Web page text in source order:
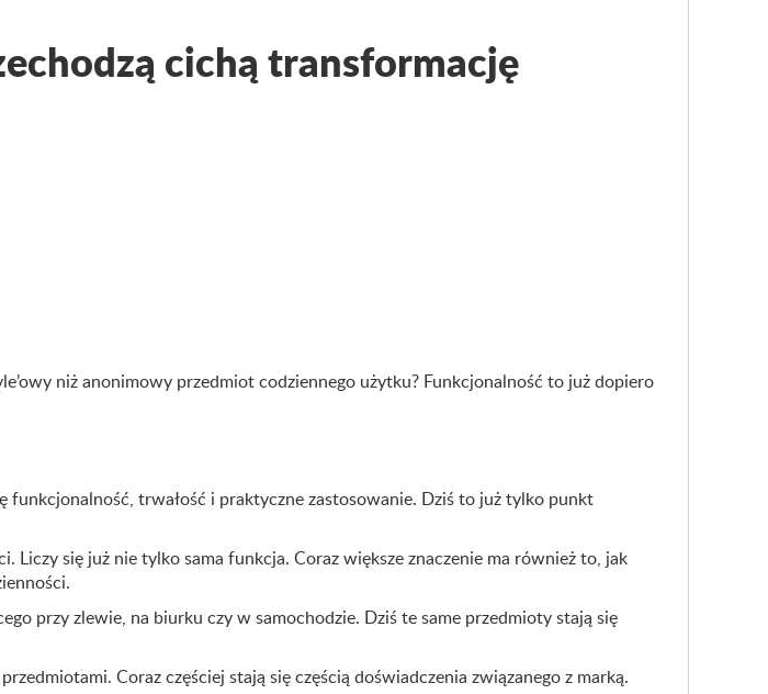
cichą transformację
niż anonimowy przedmiot codziennego użytku? Funkcjonalność to już dopiero
funkcjonalność, trwałość i praktyczne zastosowanie. Dziś to już tylko punkt
się już nie tylko sama funkcja. Coraz większe znaczenie ma również to, jak
przy zlewie, na biurku czy w samochodzie. Dziś te same przedmioty stają się
Coraz częściej stają się częścią doświadczenia związanego z marką.